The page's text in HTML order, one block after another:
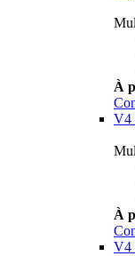
À
V4
À
V4